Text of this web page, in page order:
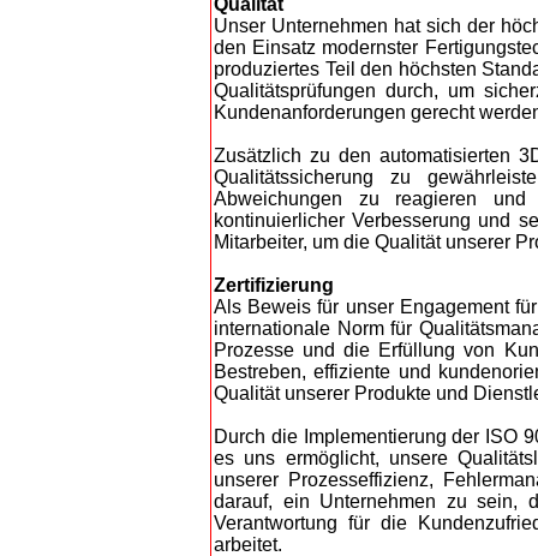
Qualität
Unser Unternehmen hat sich der
den Einsatz modernster
produziertes Teil den höchsten
Qualitätsprüfungen durch, um
Kundenanforderungen gerecht
Zusätzlich zu den automatisierten
Qualitätssicherung zu
Abweichungen zu reagieren und
kontinuierlicher Verbesserung und
Mitarbeiter, um die Qualität unserer
Zertifizierung
Als Beweis für unser Engagement
internationale Norm für
Prozesse und die Erfüllung von
Bestreben, effiziente und
Qualität unserer Produkte und
Durch die Implementierung der ISO
es uns ermöglicht, unsere
unserer Prozesseffizienz,
darauf, ein Unternehmen zu sein,
Verantwortung für die
arbeitet.